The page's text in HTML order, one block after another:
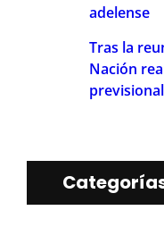
adelense
Tras la
Nación